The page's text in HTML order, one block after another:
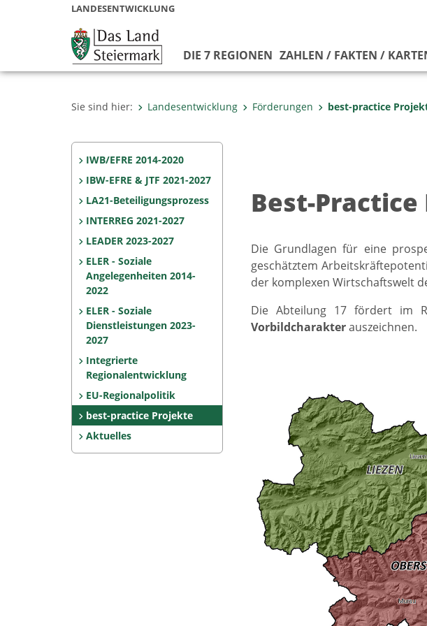
LANDESENTWICKLUNG
DIE 7 REGIONEN ZAHLEN / FAKTEN /
Sie sind hier: Landesentwicklung Förderungen best-practice
IWB/EFRE 2014-2020
IBW-EFRE & JTF 2021-2027
LA21-Beteiligungsprozess
INTERREG 2021-2027
LEADER 2023-2027
ELER - Soziale
Angelegenheiten 2014-
2022
ELER - Soziale
Dienstleistungen 2023-
2027
Integrierte
Regionalentwicklung
EU-Regionalpolitik
best-practice Projekte
Aktuelles
Best-
Die Grundlagen für eine
geschätztem
der komplexen Wirtschaftswelt
Die Abteilung 17 fördert im
Vorbildcharakterauszeichnen.